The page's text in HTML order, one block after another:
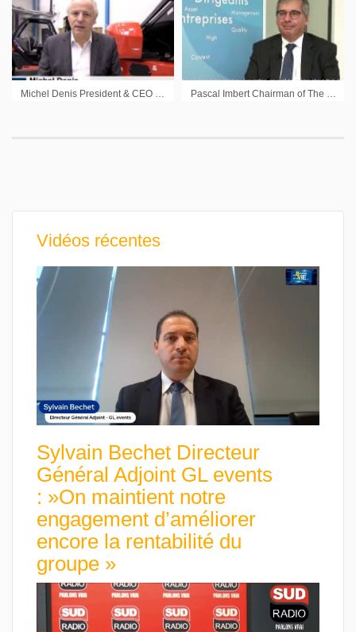
Vidéos récentes
Sylvain Bechet Directeur
Général Adjoint GL events
: »On maintient notre
engagement d’améliorer
encore la rentabilité du
groupe »